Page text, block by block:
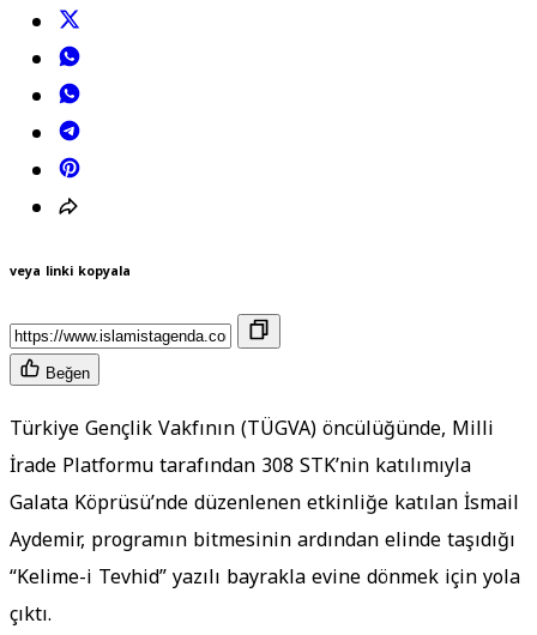
veya linki kopyala
Beğen
Türkiye Gençlik Vakfının (TÜGVA) öncülüğünde, Milli
İrade Platformu tarafından 308 STK’nin katılımıyla
Galata Köprüsü’nde düzenlenen etkinliğe katılan İsmail
Aydemir, programın bitmesinin ardından elinde taşıdığı
“Kelime-i Tevhid” yazılı bayrakla evine dönmek için yola
çıktı.